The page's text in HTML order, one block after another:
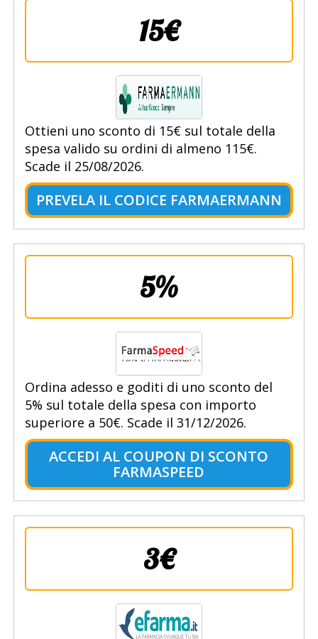
15€
Ottieni uno sconto di 15€ sul totale della
spesa valido su ordini di almeno 115€.
Scade il 25/08/2026.
PREVELA IL CODICE FARMAERMANN
5%
Ordina adesso e goditi di uno sconto del
5% sul totale della spesa con importo
superiore a 50€. Scade il 31/12/2026.
ACCEDI AL COUPON DI SCONTO
FARMASPEED
3€